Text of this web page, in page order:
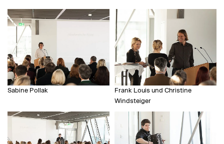
Sabine Pollak
Frank Louis und Christine
Windsteiger